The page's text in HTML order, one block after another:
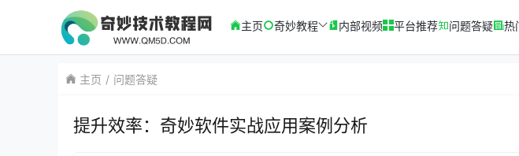
主页 奇妙教程 内部视频 平台推荐 问题答疑 热
主页 问题答疑
提升效率：奇妙软件实战应用案例分析